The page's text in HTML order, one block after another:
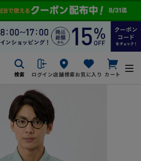
検索 ログイン店舗検索お気に入り カート